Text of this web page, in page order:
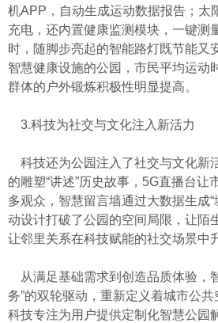
机APP，自动生成运动数据报告；太
充电，还内置健康监测模块，一键测
时，随脚步亮起的智能路灯既节能又
智慧健康设施的公园，市民平均运动
群体的户外锻炼积极性明显提高。
3.科技为社交与文化注入新活力
科技还为公园注入了社交与文化新
的雕塑“讲述”历史故事，5G直播台让
多观众，智慧留言墙通过大数据生成
动设计打破了公园的空间局限，让陌
让邻里关系在科技赋能的社交场景中
从满足基础需求到创造品质体验，
务”的双轮驱动，重新定义着城市公
科技专注为用户提供定制化智慧公园